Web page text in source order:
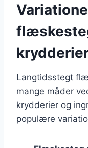
Langtidsstegt
mange måder
krydderier og
populære